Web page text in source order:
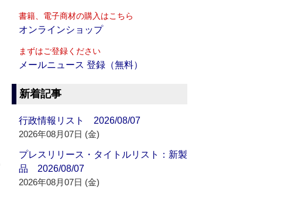
書籍、電子商材の購入はこちら
オンラインショップ
まずはご登録ください
メールニュース 登録（無料）
新着記事
行政情報リスト 2026/08/07
2026年08月07日 (金)
プレスリリース・タイトルリスト：新製
品 2026/08/07
2026年08月07日 (金)